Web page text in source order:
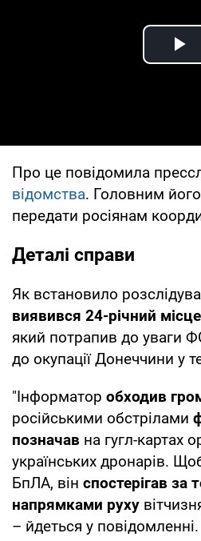
Про це повідомила
відомства. Головним
передати росіянам
Деталі справи
Як встановило
виявився 24-річний
який потрапив до уваги
до окупації Донеччини у
"Інформатор обходив
російськими обстрілами
позначав на гугл-картах
українських дронарів.
БпЛА, він спостерігав за
напрямками руху
– йдеться у повідомленні.